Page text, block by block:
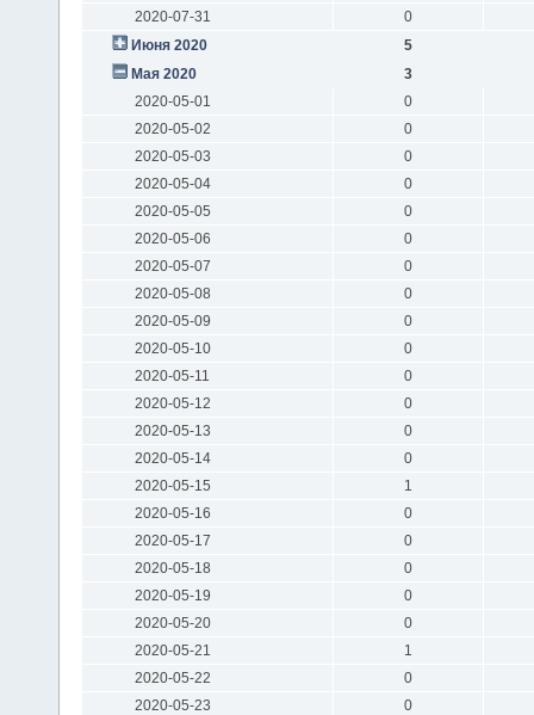
2020-07-31
0
Июня 2020
5
Мая 2020
3
2020-05-01
0
2020-05-02
0
2020-05-03
0
2020-05-04
0
2020-05-05
0
2020-05-06
0
2020-05-07
0
2020-05-08
0
2020-05-09
0
2020-05-10
0
2020-05-11
0
2020-05-12
0
2020-05-13
0
2020-05-14
0
2020-05-15
1
2020-05-16
0
2020-05-17
0
2020-05-18
0
2020-05-19
0
2020-05-20
0
2020-05-21
1
2020-05-22
0
2020-05-23
0